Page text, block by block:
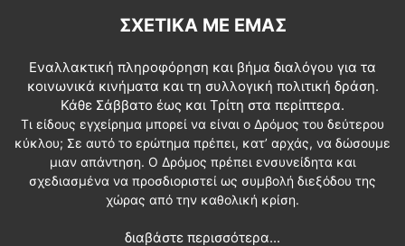
ΣΧΕΤΙΚΆ ΜΕ ΕΜΆΣ
Εναλλακτική πληροφόρηση και βήμα διαλόγου για τα
κοινωνικά κινήματα και τη συλλογική πολιτική δράση.
Κάθε Σάββατο έως και Τρίτη στα περίπτερα.
Τι είδους εγχείρημα μπορεί να είναι ο Δρόμος του δεύτερου
κύκλου; Σε αυτό το ερώτημα πρέπει, κατ’ αρχάς, να δώσουμε
μιαν απάντηση. Ο Δρόμος πρέπει ενσυνείδητα και
σχεδιασμένα να προσδιοριστεί ως συμβολή διεξόδου της
χώρας από την καθολική κρίση.
διαβάστε περισσότερα...